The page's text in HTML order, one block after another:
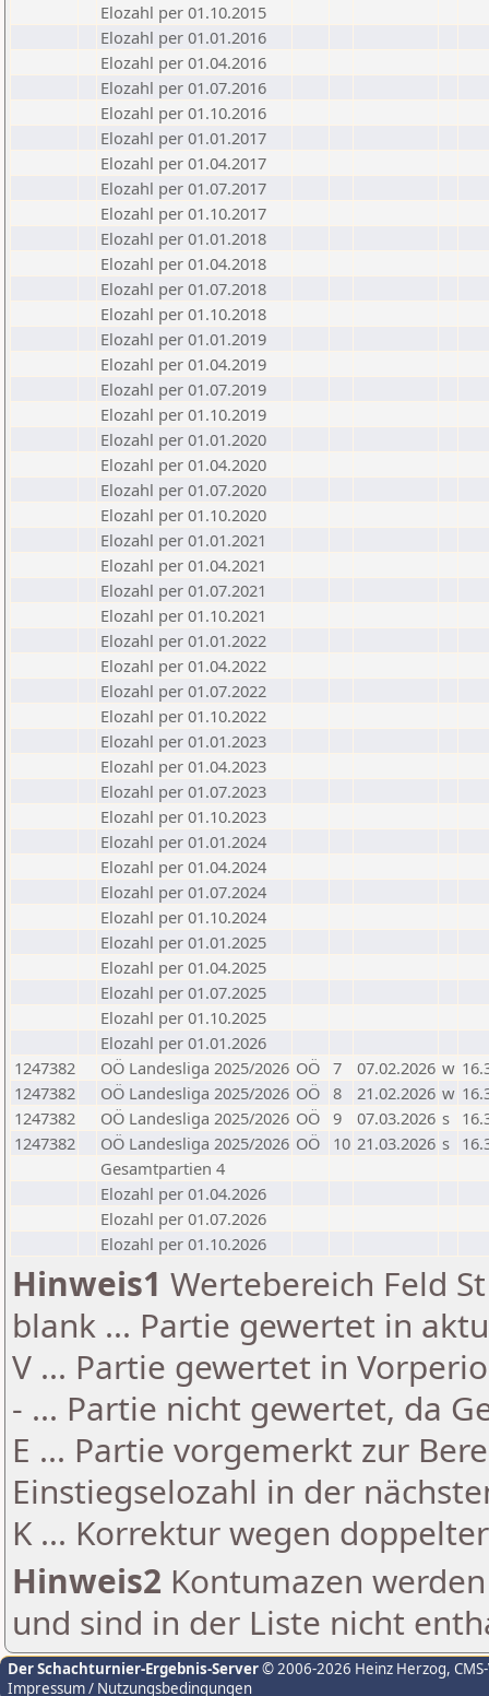
Elozahl per 01.10.2015
Elozahl per 01.01.2016
Elozahl per 01.04.2016
Elozahl per 01.07.2016
Elozahl per 01.10.2016
Elozahl per 01.01.2017
Elozahl per 01.04.2017
Elozahl per 01.07.2017
Elozahl per 01.10.2017
Elozahl per 01.01.2018
Elozahl per 01.04.2018
Elozahl per 01.07.2018
Elozahl per 01.10.2018
Elozahl per 01.01.2019
Elozahl per 01.04.2019
Elozahl per 01.07.2019
Elozahl per 01.10.2019
Elozahl per 01.01.2020
Elozahl per 01.04.2020
Elozahl per 01.07.2020
Elozahl per 01.10.2020
Elozahl per 01.01.2021
Elozahl per 01.04.2021
Elozahl per 01.07.2021
Elozahl per 01.10.2021
Elozahl per 01.01.2022
Elozahl per 01.04.2022
Elozahl per 01.07.2022
Elozahl per 01.10.2022
Elozahl per 01.01.2023
Elozahl per 01.04.2023
Elozahl per 01.07.2023
Elozahl per 01.10.2023
Elozahl per 01.01.2024
Elozahl per 01.04.2024
Elozahl per 01.07.2024
Elozahl per 01.10.2024
Elozahl per 01.01.2025
Elozahl per 01.04.2025
Elozahl per 01.07.2025
Elozahl per 01.10.2025
Elozahl per 01.01.2026
1247382
OÖ Landesliga 2025/2026 OÖ 7 07.02.2026 w
1247382
OÖ Landesliga 2025/2026 OÖ 8 21.02.2026 w
1247382
OÖ Landesliga 2025/2026 OÖ 9 07.03.2026 s
1247382
OÖ Landesliga 2025/2026 OÖ 10 21.03.2026 s
Gesamtpartien 4
Elozahl per 01.04.2026
Elozahl per 01.07.2026
Elozahl per 01.10.2026
Hinweis1 Wertebereich Feld
blank ... Partie gewertet in
V ... Partie gewertet in
- ... Partie nicht gewertet, da
E ... Partie vorgemerkt zur
Einstiegselozahl in der
K ... Korrektur wegen
Hinweis2 Kontumazen
und sind in der Liste nicht
Der Schachturnier-Ergebnis-Server© 2006-2026 Heinz Herzog,
Impressum / Nutzungsbedingungen